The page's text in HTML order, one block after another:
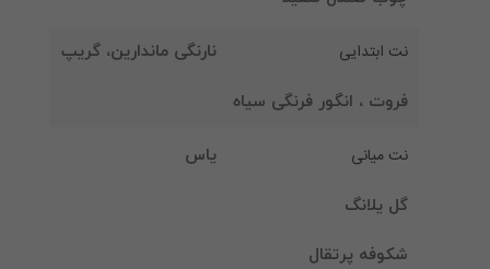
نت ابتدایی نارنگی ماندارین، گریپ
فروت ، انگور فرنگی سیاه
نت میانی یاس
گل یلانگ
شکوفه پرتقال